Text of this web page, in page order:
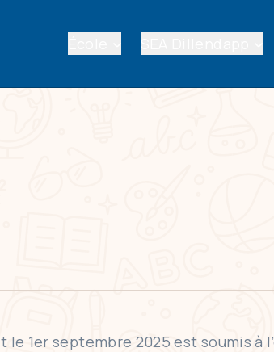
le 1er septembre 2025 est soumis